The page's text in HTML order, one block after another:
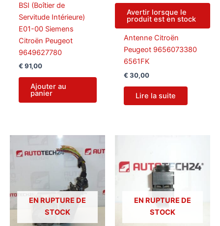
BSI (Boîtier de
Servitude Intérieure)
E01-00 Siemens
Citroën Peugeot
9649627780
€ 91,00
Ajouter au
panier
Avertir lorsque le
produit est en stock
Antenne Citroën
Peugeot 9656073380
6561FK
€ 30,00
Lire la suite
EN RUPTURE DE
STOCK
EN RUPTURE DE
STOCK